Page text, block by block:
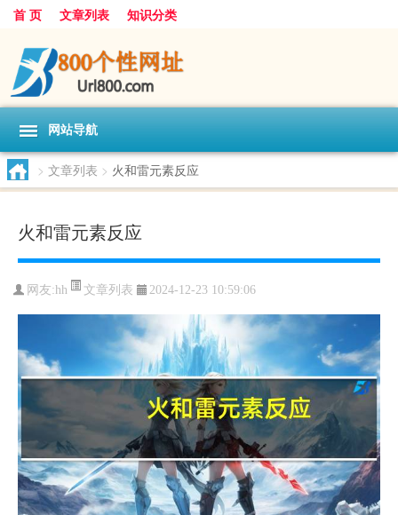
首 页 文章列表 知识分类
网站导航
> 文章列表 > 火和雷元素反应
火和雷元素反应
网友:hh 文章列表 2024-12-23 10:59:06